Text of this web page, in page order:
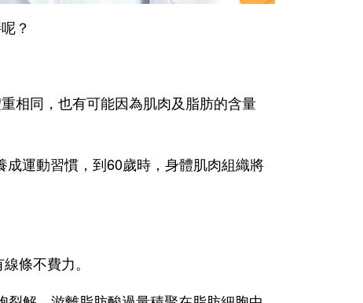
？
相同，也有可能因為肌肉及脂肪的含量
運動習慣，到60歲時，身體肌肉組織將
條不費力。